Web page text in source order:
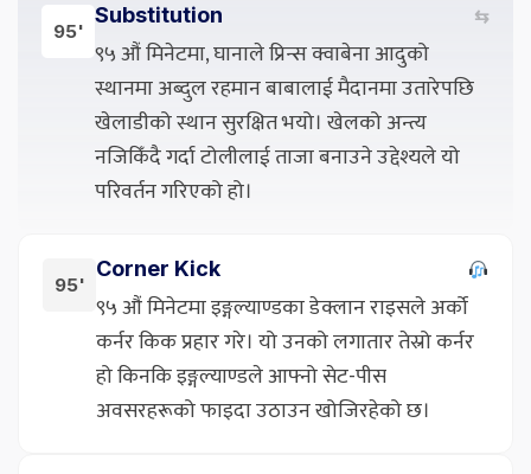
95'
Substitution ⇆
९५ औं मिनेटमा, घानाले प्रिन्स क्वाबेना आदुको
स्थानमा अब्दुल रहमान बाबालाई मैदानमा उतारेपछि
खेलाडीको स्थान सुरक्षित भयो। खेलको अन्त्य
नजिकिँदै गर्दा टोलीलाई ताजा बनाउने उद्देश्यले यो
परिवर्तन गरिएको हो।
95'
Corner Kick
९५ औं मिनेटमा इङ्गल्याण्डका डेक्लान राइसले अर्को
कर्नर किक प्रहार गरे। यो उनको लगातार तेस्रो कर्नर
हो किनकि इङ्गल्याण्डले आफ्नो सेट-पीस
अवसरहरूको फाइदा उठाउन खोजिरहेको छ।